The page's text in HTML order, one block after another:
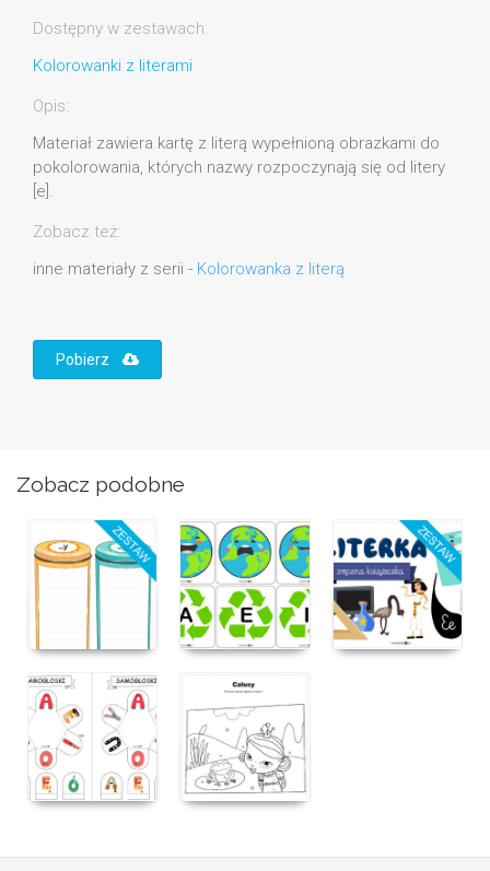
Dostępny w zestawach:
Kolorowanki z literami
Opis:
Materiał zawiera kartę z literą wypełnioną obrazkami do
pokolorowania, których nazwy rozpoczynają się od litery
[e].
Zobacz też:
inne materiały z serii - Kolorowanka z literą
Pobierz
Zobacz podobne